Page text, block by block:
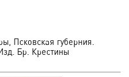
Псковская губерния.
Бр. Крестины